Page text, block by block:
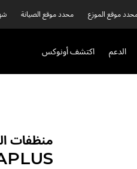
موقع الموزع محدد موقع الصيانة
الدعم اكتشف أونوكس
منظفات